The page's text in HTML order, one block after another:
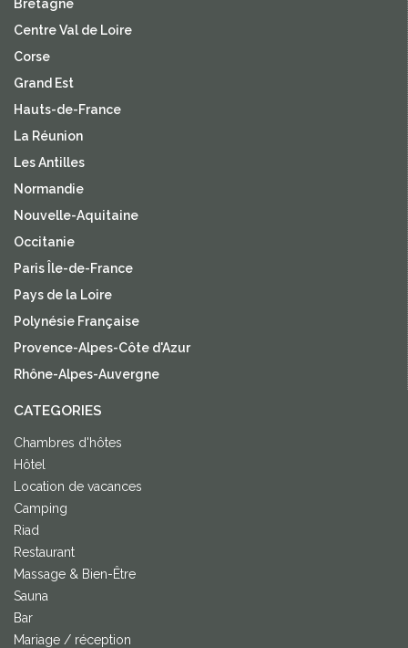
Bretagne
Centre Val de Loire
Corse
Grand Est
Hauts-de-France
La Réunion
Les Antilles
Normandie
Nouvelle-Aquitaine
Occitanie
Paris Île-de-France
Pays de la Loire
Polynésie Française
Provence-Alpes-Côte d'Azur
Rhône-Alpes-Auvergne
CATEGORIES
Chambres d'hôtes
Hôtel
Location de vacances
Camping
Riad
Restaurant
Massage & Bien-Être
Sauna
Bar
Mariage / réception